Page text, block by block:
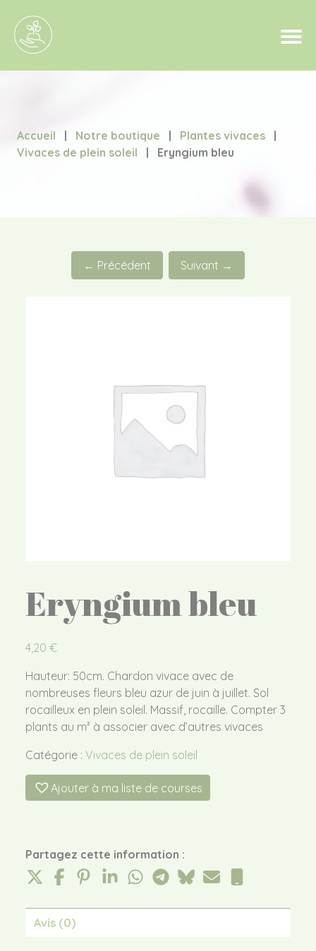
Accueil | Notre boutique | Plantes vivaces
|
Vivaces de plein soleil
| Eryngium bleu
← Précédent Suivant →
Eryngium bleu
4,20 €
Hauteur: 50cm. Chardon vivace avec de
nombreuses fleurs bleu azur de juin à juillet. Sol
rocailleux en plein soleil. Massif, rocaille. Compter 3
plants au m² à associer avec d’autres vivaces
Catégorie : Vivaces de plein soleil
Ajouter à ma liste de courses
Partagez cette information :
Avis (0)